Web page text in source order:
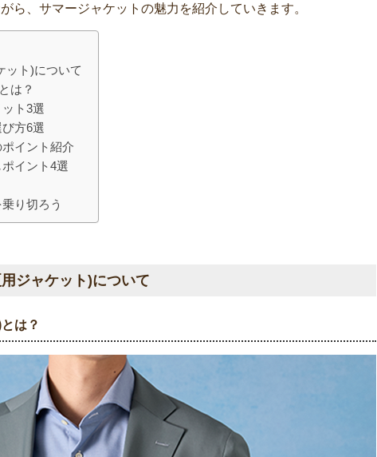
ら、サマージャケットの魅力を紹介していきます。
ット)について
は？
ト3選
方6選
イント紹介
イント4選
り切ろう
ジャケット)について
は？